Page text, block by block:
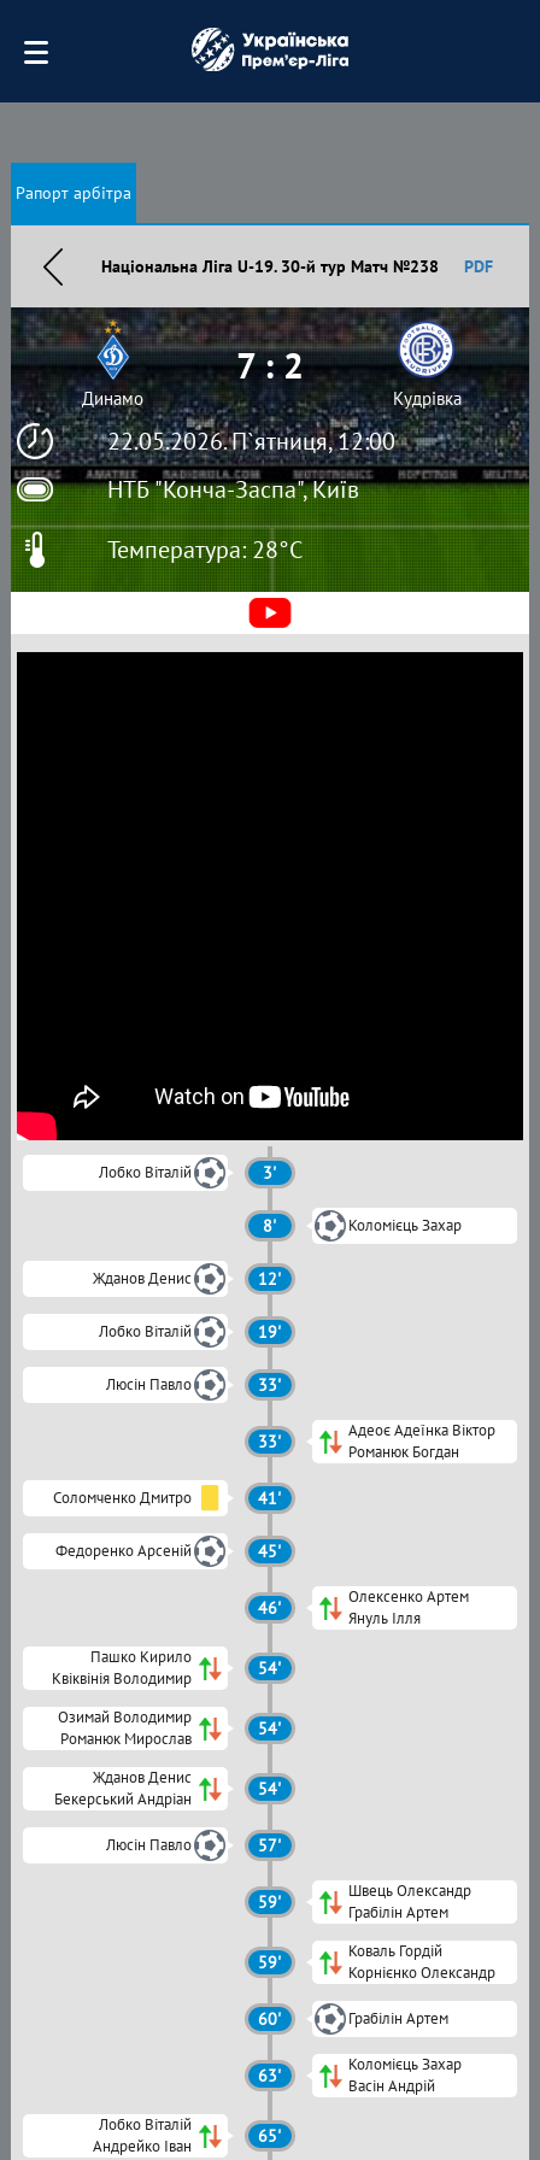
Рапорт арбітра
Національна Ліга U-19. 30-й тур Матч №238 PDF
22.05.2026. П`ятниця, 12:00
НТБ "Конча-Заспа", Київ
Динамо
7 : 2
Кудрівка
Температура: 28°C
Лобко Віталій 3'
8' Коломієць Захар
Жданов Денис 12'
Лобко Віталій 19'
Люсін Павло 33'
33'
Адеоє Адеїнка Віктор
Романюк Богдан
Соломченко Дмитро 41'
Федоренко Арсеній 45'
46'
Олексенко Артем
Януль Ілля
Пашко Кирило
Квіквінія Володимир
54'
Озимай Володимир
Романюк Мирослав
54'
Жданов Денис
Бекерський Андріан
54'
Люсін Павло 57'
59'
Швець Олександр
Грабілін Артем
59'
Коваль Гордій
Корнієнко Олександр
60' Грабілін Артем
63'
Коломієць Захар
Васін Андрій
Лобко Віталій
Андрейко Іван
65'